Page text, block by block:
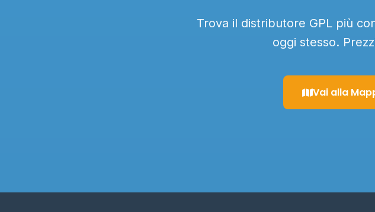
Trova il distributore GPL più
oggi stesso.
Vai alla